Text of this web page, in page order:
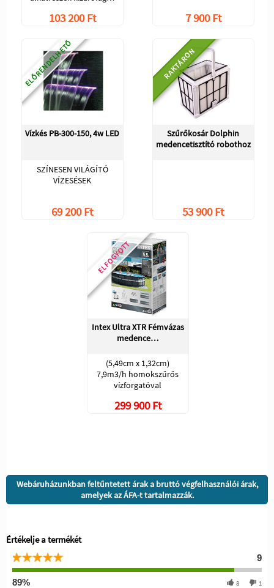
103 200 Ft 7 900 Ft
ELŐRENDELHETŐ
Vízkés PB-300-150, 4w LED
SZÍNESEN VILÁGÍTÓ
VÍZESÉSEK
69 200 Ft
RAKTÁRON
Szűrőkosár Dolphin
medencetisztító robothoz
53 900 Ft
ELFOGYOTT
Intex Ultra XTR Fémvázas
medence…
(5,49cm x 1,32cm)
7,9m3/h homokszűrős
vízforgatóval
299 900 Ft
Webáruházunkban feltűntetett árak a bruttó végfelhasználói árak,
amelyek az ÁFA-t tartalmazzák.
Értékelje a termékét
9
89% 8 1